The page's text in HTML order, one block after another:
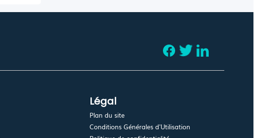
Légal
Plan du site
Conditions Générales d'Utilisation